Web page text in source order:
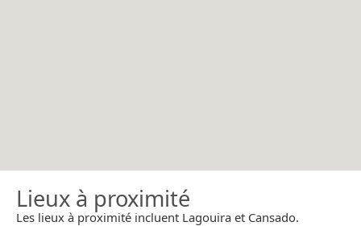
Lieux à proximité
Les lieux à proximité incluent Lagouira et Cansado.